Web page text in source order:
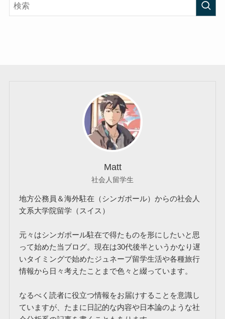
Matt
社会人留学生
地方公務員＆海外駐在（シンガポール）からの社会人
文系大学院留学（スイス）
元々はシンガポール駐在で得たものを形にしたいと思
って始めた当ブログ。現在は30代後半というかなり遅
いタイミングで始めたジュネーブ留学生活や各種旅行
情報から日々考えたことまで色々と綴っています。
なるべく読者に役立つ情報をお届けすることを意識し
ていますが、たまに日記的な内容や日本論のような社